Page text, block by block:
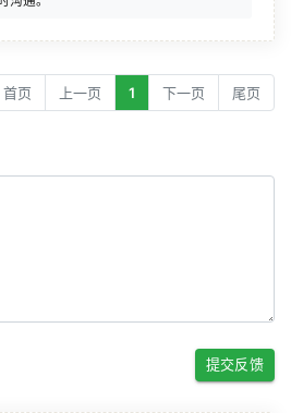
首页 上一页 1 下一页 尾页
提交反馈